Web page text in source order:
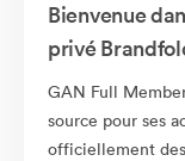
Bienvenue
privé
GAN Full
source pour ses
officiellement